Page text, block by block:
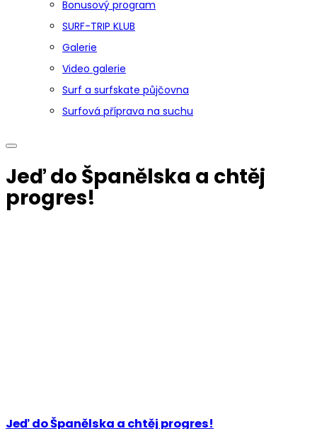
Bonusový program
SURF-TRIP KLUB
Galerie
Video galerie
Surf a surfskate půjčovna
Surfová příprava na suchu
Jeď do Španělska a chtěj
progres!
Jeď do Španělska a chtěj progres!